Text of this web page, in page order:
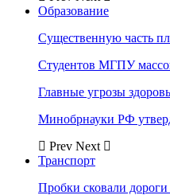
Образование
Существенную часть
Студентов МГПУ
Главные угрозы
Минобрнауки РФ
Prev Next
Транспорт
Пробки сковали дороги